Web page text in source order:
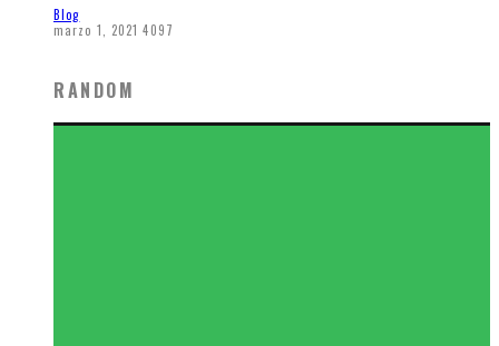
Blog
marzo 1, 2021 4097
RANDOM